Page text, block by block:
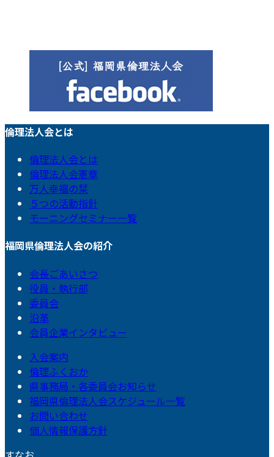
倫理法人会とは
倫理法人会とは
倫理法人会憲章
万人幸福の栞
５つの活動指針
モーニングセミナー一覧
福岡県倫理法人会の紹介
会長ごあいさつ
役員・執行部
委員会
沿革
会員企業インタビュー
入会案内
倫理ふくおか
県事務局・各委員会お知らせ
福岡県倫理法人会スケジュール一覧
お問い合わせ
個人情報保護方針